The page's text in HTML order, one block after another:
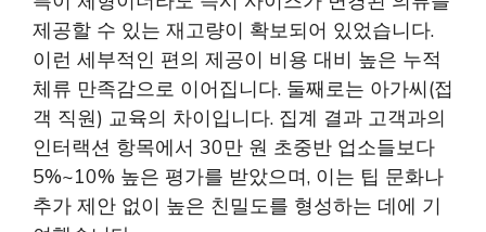
제공할 수 있는 재고량이 확보되어 있었습니다.
이런 세부적인 편의 제공이 비용 대비 높은 누적
체류 만족감으로 이어집니다. 둘째로는 아가씨(접
객 직원) 교육의 차이입니다. 집계 결과 고객과의
인터랙션 항목에서 30만 원 초중반 업소들보다
5%~10% 높은 평가를 받았으며, 이는 팁 문화나
추가 제안 없이 높은 친밀도를 형성하는 데에 기